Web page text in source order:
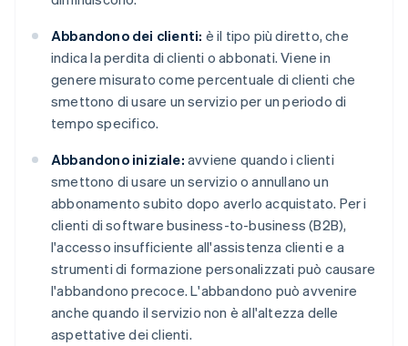
Abbandono dei clienti: è il tipo più diretto, che
indica la perdita di clienti o abbonati. Viene in
genere misurato come percentuale di clienti che
smettono di usare un servizio per un periodo di
tempo specifico.
Abbandono iniziale: avviene quando i clienti
smettono di usare un servizio o annullano un
abbonamento subito dopo averlo acquistato. Per i
clienti di software business-to-business (B2B),
l'accesso insufficiente all'assistenza clienti e a
strumenti di formazione personalizzati può causare
l'abbandono precoce. L'abbandono può avvenire
anche quando il servizio non è all'altezza delle
aspettative dei clienti.